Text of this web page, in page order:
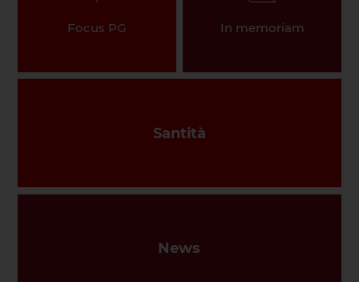
Focus PG In memoriam
Santità
News